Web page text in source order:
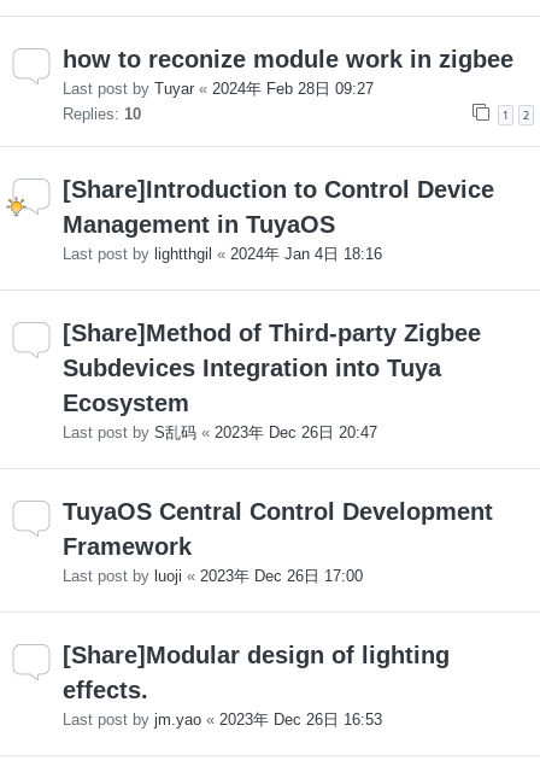
how to reconize module work in zigbee
Last post by Tuyar « 2024年 Feb 28日 09:27
Replies: 10 1 2
[Share]Introduction to Control Device
Management in TuyaOS
Last post by lightthgil « 2024年 Jan 4日 18:16
[Share]Method of Third-party Zigbee
Subdevices Integration into Tuya
Ecosystem
Last post by S乱码 « 2023年 Dec 26日 20:47
TuyaOS Central Control Development
Framework
Last post by luoji « 2023年 Dec 26日 17:00
[Share]Modular design of lighting
effects.
Last post by jm.yao « 2023年 Dec 26日 16:53